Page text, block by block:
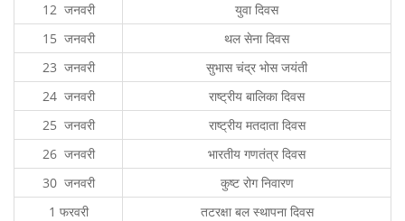
12 जनवरी
युवा दिवस
15 जनवरी
थल सेना दिवस
23 जनवरी
सुभास चंद्र भोस जयंती
24 जनवरी
राष्ट्रीय बालिका दिवस
25 जनवरी
राष्ट्रीय मतदाता दिवस
26 जनवरी
भारतीय गणतंत्र दिवस
30 जनवरी
कुष्ट रोग निवारण
1 फरवरी
तटरक्षा बल स्थापना दिवस